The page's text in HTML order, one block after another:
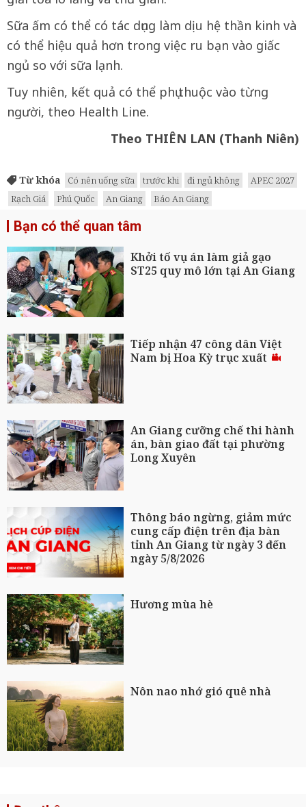
Sữa ấm có thể có tác dụng làm dịu hệ thần kinh và
có thể hiệu quả hơn trong việc ru bạn vào giấc
ngủ so với sữa lạnh.
Tuy nhiên, kết quả có thể phụ thuộc vào từng
người, theo Health Line.
Theo THIÊN LAN (Thanh Niên)
Từ khóa Có nên uống sữa trước khi đi ngủ không
APEC 2027
Rạch Giá
Phú Quốc An Giang Báo An Giang
Bạn có thể quan tâm
Khởi tố vụ án làm giả gạo
ST25 quy mô lớn tại An Giang
Tiếp nhận 47 công dân Việt
Nam bị Hoa Kỳ trục xuất
An Giang cưỡng chế thi hành
án, bàn giao đất tại phường
Long Xuyên
Thông báo ngừng, giảm mức
cung cấp điện trên địa bàn
tỉnh An Giang từ ngày 3 đến
ngày 5/8/2026
Hương mùa hè
Nôn nao nhớ gió quê nhà